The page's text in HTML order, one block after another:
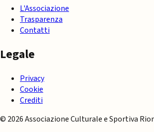
L'Associazione
Trasparenza
Contatti
Legale
Privacy
Cookie
Crediti
© 2026 Associazione Culturale e Sportiva